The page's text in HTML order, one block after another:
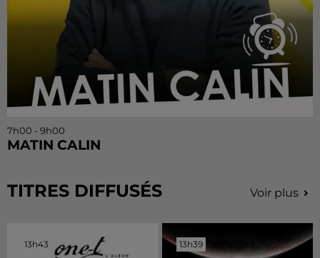
7h00 - 9h00
MATIN CALIN
TITRES DIFFUSÉS Voir plus
13h43
13h43 13h39
13h39